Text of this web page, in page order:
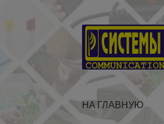
Перейти
к
навигации
Перейти
к
содержимому
НА ГЛАВНУЮ